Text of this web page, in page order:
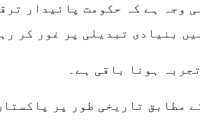
وجہ ہے کہ حکومت پائیدار
بنیادی تبدیلی پر غور کر
ہونا باقی ہے۔
مطابق تاریخی طور پر